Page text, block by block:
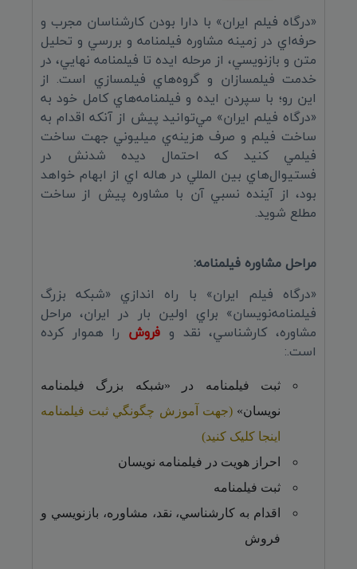
«درگاه فيلم ايران» با دارا بودن کارشناسان مجرب و
حرفه‌اي در زمينه مشاوره فيلمنامه و بررسي و تحليل
متن و بازنويسي، از مرحله ايده تا فيلمنامه نهايي، در
خدمت فيلمسازان و گروه‌هاي فيلمسازي است. از
اين رو؛ با سپردن ايده و فيلمنامه‌هاي کامل خود به
«درگاه فيلم ايران» مي‌توانيد پيش از آنکه اقدام به
ساخت فيلم و صرف هزينه‌ي ميليوني جهت ساخت
فيلمي کنيد که احتمال ديده شدنش در
فستيوال‌هاي بين المللي در هاله اي از ابهام خواهد
بود، از آينده نسبي آن با مشاوره پيش از ساخت
مطلع شويد.
مراحل مشاوره فيلمنامه:
«درگاه فيلم ايران» با راه اندازي «شبکه بزرگ
فيلمنامه‌نويسان» براي اولين بار در ايران، مراحل
مشاوره، کارشناسي، نقد و فروش را هموار کرده
است.:
ثبت فيلمنامه در «شبکه بزرگ فيلمنامه
نويسان»(جهت آموزش چگونگي ثبت فيلمنامه
اينجا کليک کنيد)
احراز هويت در فيلمنامه نويسان
ثبت فيلمنامه
اقدام به کارشناسي، نقد، مشاوره، بازنويسي و
فروش